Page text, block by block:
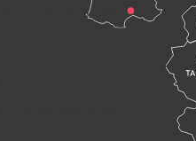
aquatiques et